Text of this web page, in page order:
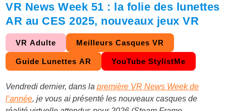
VR News Week 51 : la folie des lunettes
AR au CES 2025, nouveaux jeux VR
VR Adulte Meilleurs Casques VR
Guide Lunettes AR YouTube StylistMe
Vendredi dernier, dans lapremière VR News Week de
l’année, je vous ai présenté les nouveaux casques de